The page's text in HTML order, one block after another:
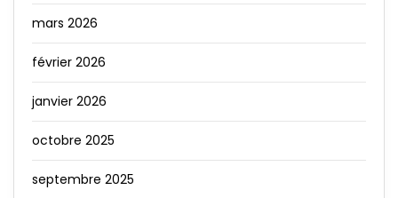
mars 2026
février 2026
janvier 2026
octobre 2025
septembre 2025